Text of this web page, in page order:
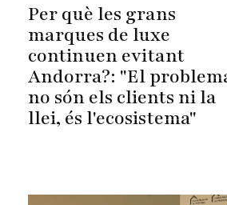
Per què les grans
marques de luxe
continuen evitant
Andorra?: "El
no són els clients ni la
llei, és l'ecosistema"